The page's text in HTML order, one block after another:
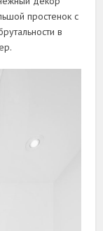
простенок с
в